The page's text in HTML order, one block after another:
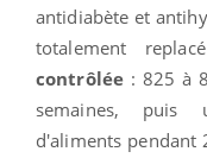
antidiabète et
totalement
contrôlée: 825 à
semaines, puis
d'aliments pendant